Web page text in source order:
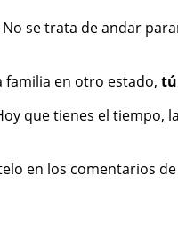
se trata de andar
familia en otro estado, tú
que tienes el tiempo,
en los comentarios